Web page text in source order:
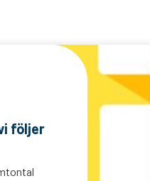
följer